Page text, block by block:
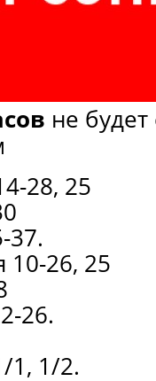
не
28, 25
37.
10-26, 25
26.
1, 1/2.